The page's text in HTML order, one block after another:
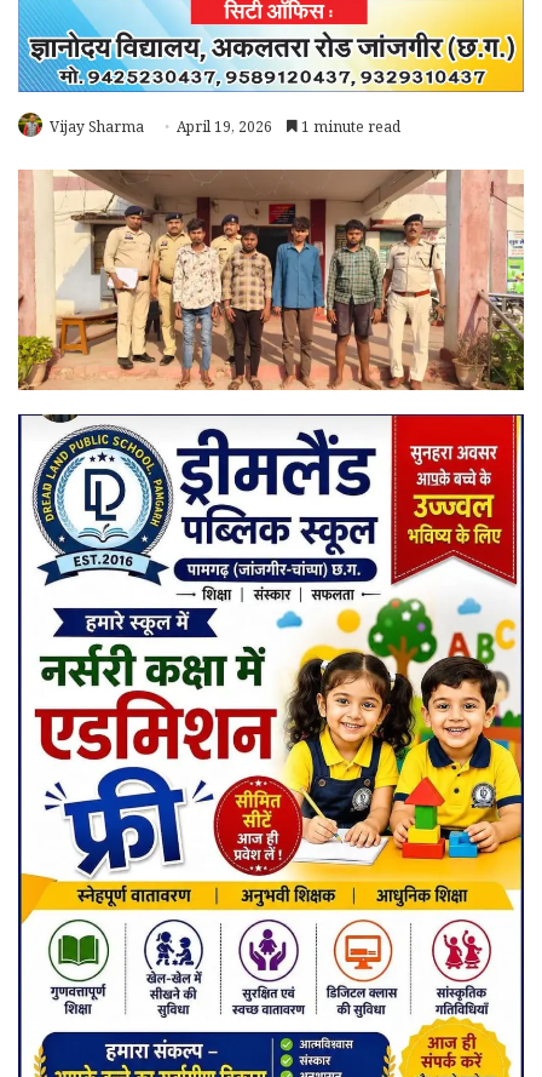
Vijay Sharma April 19, 2026 1 minute read